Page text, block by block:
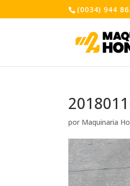
(0034) 944
por Maquinaria